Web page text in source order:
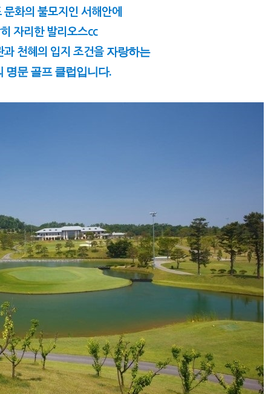
문화의 불모지인 서해안에
자리한 발리오스cc
과 천혜의 입지 조건을 자랑하는
명문 골프 클럽입니다.